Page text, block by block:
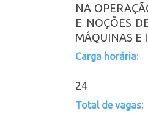
NA
E NOÇÕES
MÁQUINAS E
Carga horária:
24
Total de vagas: